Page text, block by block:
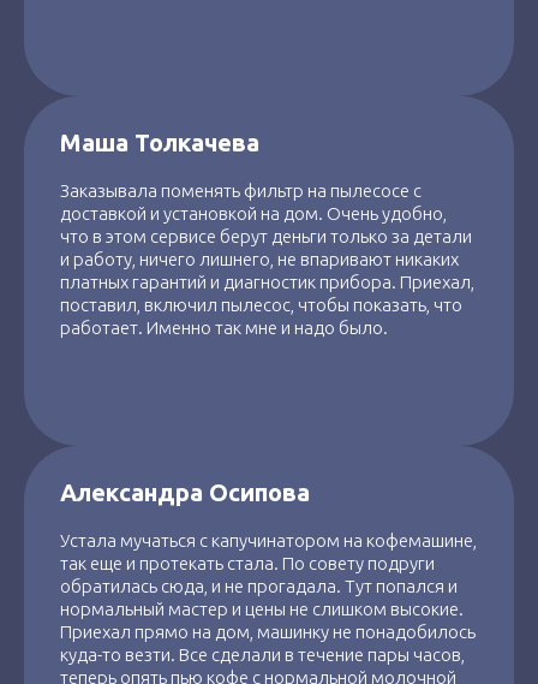
Маша Толкачева
Заказывала поменять фильтр на пылесосе с
доставкой и установкой на дом. Очень удобно,
что в этом сервисе берут деньги только за детали
и работу, ничего лишнего, не впаривают никаких
платных гарантий и диагностик прибора. Приехал,
поставил, включил пылесос, чтобы показать, что
работает. Именно так мне и надо было.
Александра Осипова
Устала мучаться с капучинатором на кофемашине,
так еще и протекать стала. По совету подруги
обратилась сюда, и не прогадала. Тут попался и
нормальный мастер и цены не слишком высокие.
Приехал прямо на дом, машинку не понадобилось
куда-то везти. Все сделали в течение пары часов,
теперь опять пью кофе с нормальной молочной